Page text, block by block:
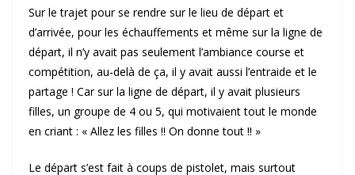
Sur le trajet pour se rendre sur le lieu de départ et
d’arrivée, pour les échauffements et même sur la ligne de
départ, il n’y avait pas seulement l’ambiance course et
compétition, au-delà de ça, il y avait aussi l’entraide et le
partage ! Car sur la ligne de départ, il y avait plusieurs
filles, un groupe de 4 ou 5, qui motivaient tout le monde
en criant : « Allez les filles !! On donne tout !! »
Le départ s’est fait à coups de pistolet, mais surtout